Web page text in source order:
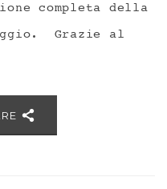
completa della
Grazie al